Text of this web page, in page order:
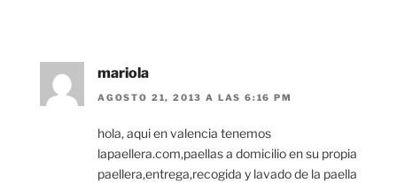
mariola
AGOSTO 21, 2013 A LAS 6:16 PM
hola, aqui en valencia tenemos
lapaellera.com,paellas a domicilio en su propia
paellera,entrega,recogida y lavado de la paella